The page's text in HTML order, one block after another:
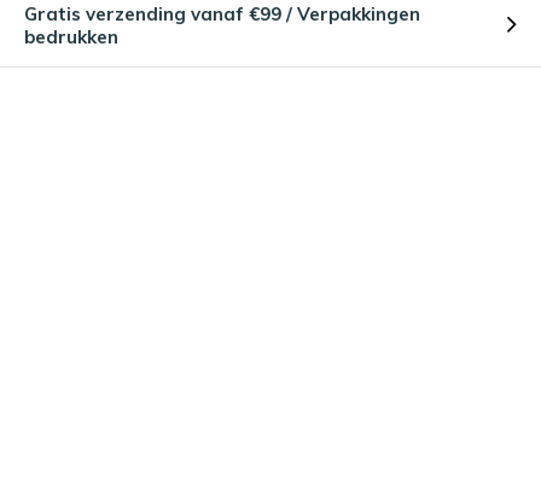
Gratis verzending vanaf €99 / Verpakkingen
bedrukken